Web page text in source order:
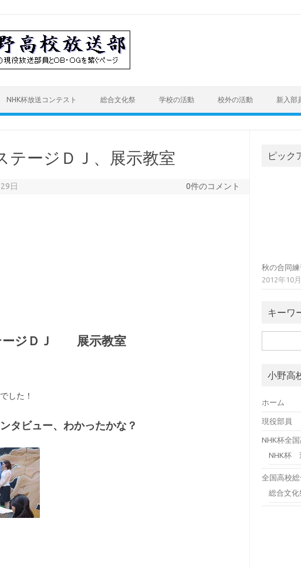
NHK杯放送コンテスト 総合文化祭 学校の活動 校外の活動 新入部
ージＤＪ、展示教室
日 0件のコメント
ージＤＪ 展示教室
した！
タビュー、わかったかな？
ピック
秋の合同練
2012年10
キーワ
索:
小野高
ホーム
現役部員
NHK杯全
NHK杯
全国高校
総合文